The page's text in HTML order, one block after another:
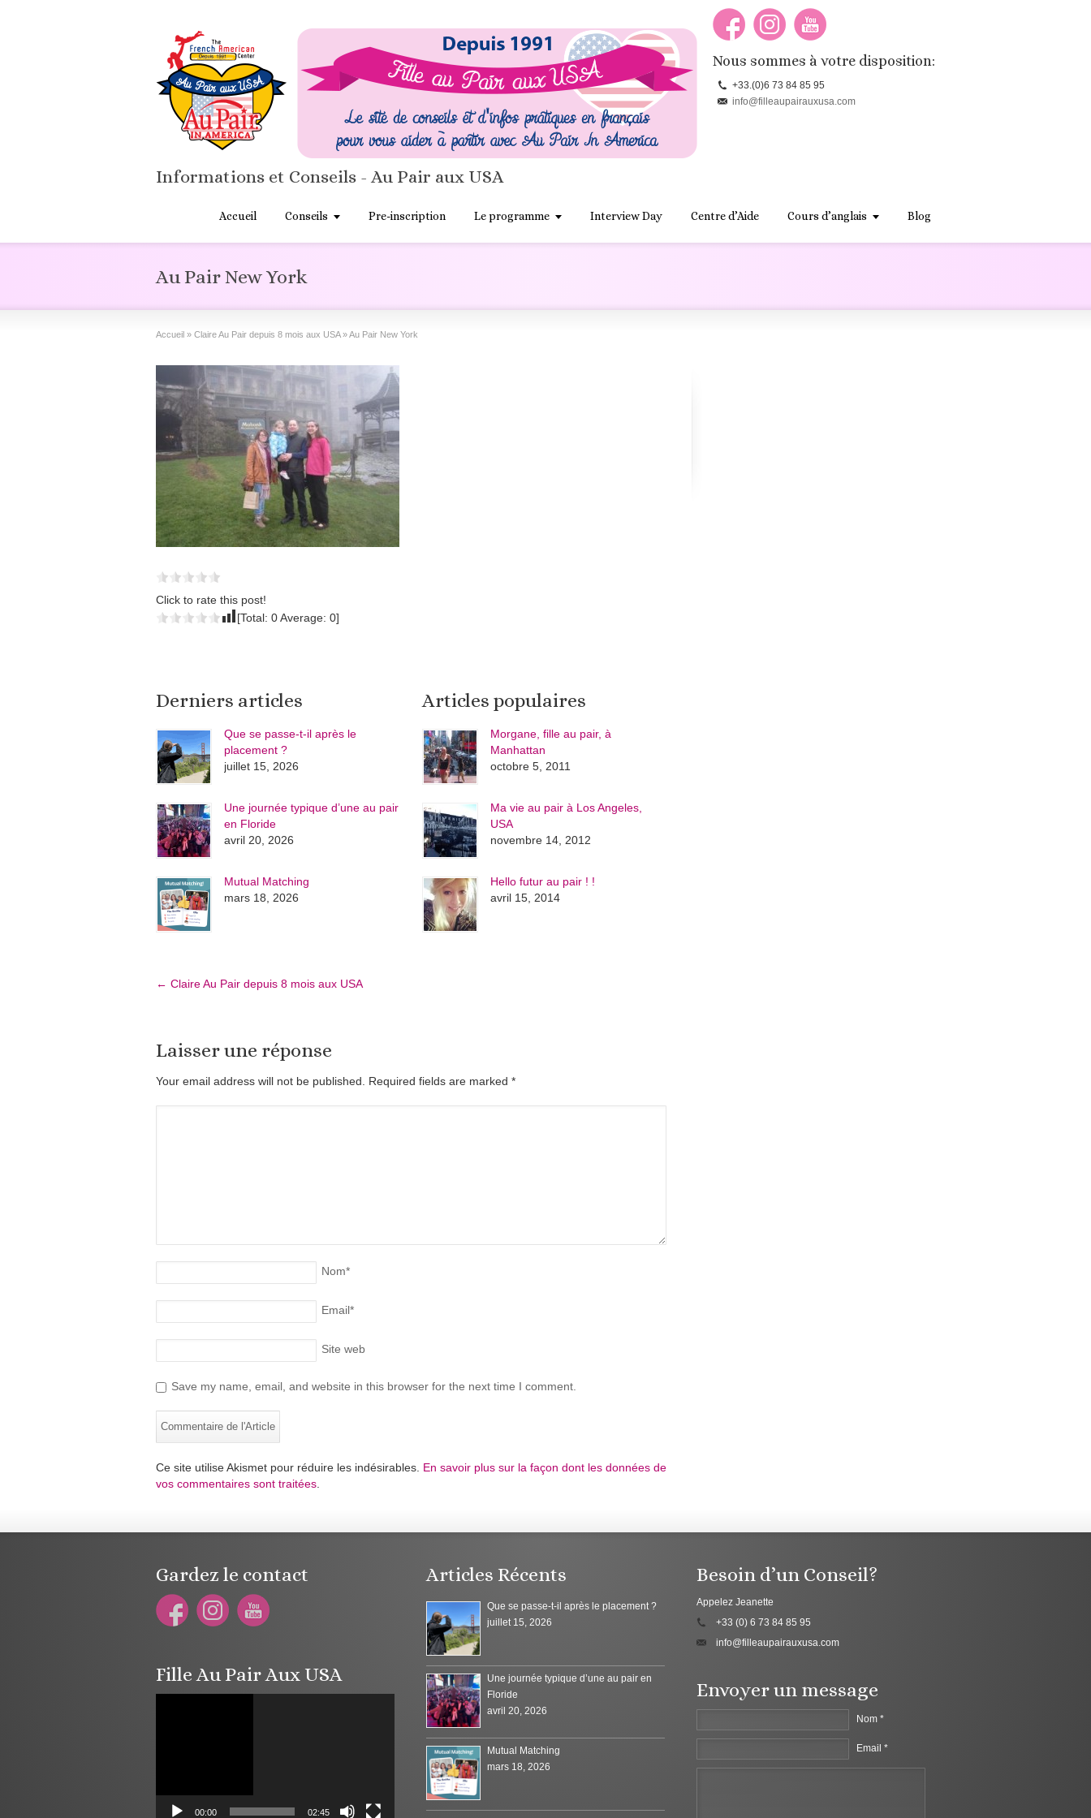
Informations et Conseils - Au Pair aux USA
Nous sommes à votre disposition:
+33.(0)6 73 84 85 95
info@filleaupairauxusa.com
Accueil Conseils Pre-inscription Le programme Interview Day Centre d’Aide Cours d’anglais Blog
Au Pair New York
Accueil » Claire Au Pair depuis 8 mois aux USA »Au Pair New York
Click to rate this post!
[Total: 0Average: 0]
Derniers articles
Que se passe-t-il après le
placement ?
juillet 15, 2026
Une journée typique d’une au pair
en Floride
avril 20, 2026
Mutual Matching
mars 18, 2026
Articles populaires
Morgane, fille au pair, à
Manhattan
octobre 5, 2011
Ma vie au pair à Los Angeles,
USA
novembre 14, 2012
Hello futur au pair ! !
avril 15, 2014
← Claire Au Pair depuis 8 mois aux USA
Laisser une réponse
Your email address will not be published. Required fields are marked *
Nom*
Email*
Site web
Save my name, email, and website in this browser for the next time I comment.
Ce site utilise Akismet pour réduire les indésirables. En savoir plus sur la façon dont les données de
vos commentaires sont traitées
Gardez le contact
Fille Au Pair Aux USA
00:00 02:45
Articles Récents
Que se passe-t-il après le placement ?
juillet 15, 2026
Une journée typique d’une au pair en
Floride
avril 20, 2026
Mutual Matching
mars 18, 2026
Besoin d’un Conseil?
Appelez Jeanette
+33 (0) 6 73 84 85 95
info@filleaupairauxusa.com
Envoyer un message
Nom *
Email *